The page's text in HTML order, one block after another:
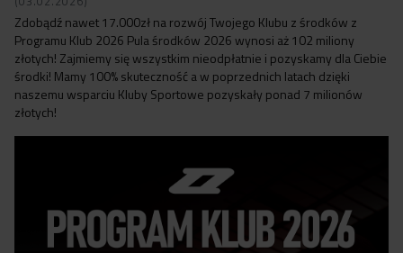
Zdobądź nawet 17.000zł na rozwój Twojego Klubu z środków z
Programu Klub 2026 Pula środków 2026 wynosi aż 102 miliony
złotych! Zajmiemy się wszystkim nieodpłatnie i pozyskamy dla Ciebie
środki! Mamy 100% skuteczność a w poprzednich latach dzięki
naszemu wsparciu Kluby Sportowe pozyskały ponad 7 milionów
złotych!